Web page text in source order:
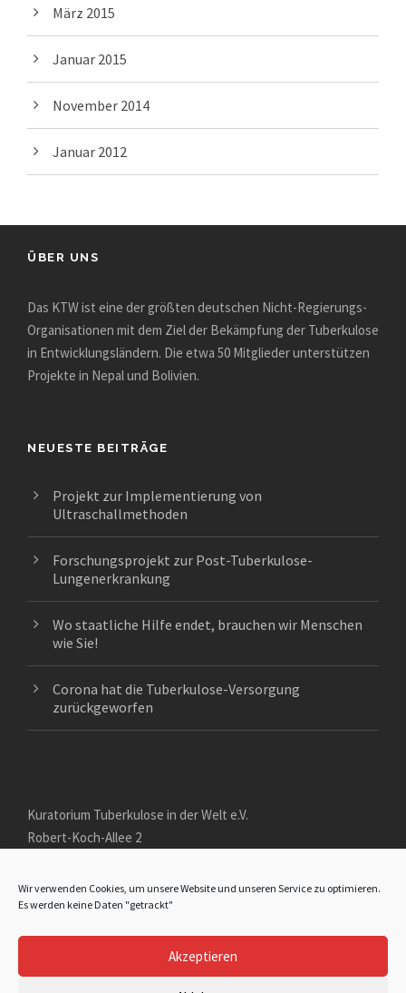
Wir verwenden Cookies, um unsere Website und unseren Service zu optimieren.
Es werden keine Daten "getrackt"
Akzeptieren
März 2015
Januar 2015
November 2014
Januar 2012
ÜBER UNS
Das KTW ist eine der größten deutschen Nicht-Regierungs-
Organisationen mit dem Ziel der Bekämpfung der Tuberkulose
in Entwicklungsländern. Die etwa 50 Mitglieder unterstützen
Projekte in Nepal und Bolivien.
NEUESTE BEITRÄGE
Projekt zur Implementierung von
Ultraschallmethoden
Forschungsprojekt zur Post-Tuberkulose-
Lungenerkrankung
Wo staatliche Hilfe endet, brauchen wir Menschen
wie Sie!
Corona hat die Tuberkulose-Versorgung
zurückgeworfen
Kuratorium Tuberkulose in der Welt e.V.
Robert-Koch-Allee 2
+49 (89) 125 999 61
kuratorium-tb@gmx.de